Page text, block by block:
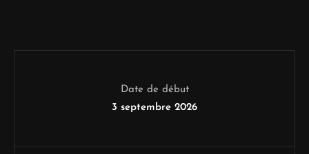
Date de début
3 septembre 2026